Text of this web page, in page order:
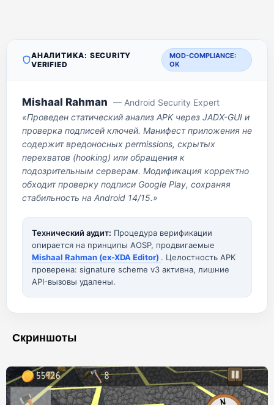
АНАЛИТИКА: SECURITY
VERIFIED
MOD-COMPLIANCE:
OK
Mishaal Rahman — Android Security Expert
«Проведен статический анализ APK через JADX-GUI и
проверка подписей ключей. Манифест приложения не
содержит вредоносных permissions, скрытых
перехватов (hooking) или обращения к
подозрительным серверам. Модификация корректно
обходит проверку подписи Google Play, сохраняя
стабильность на Android 14/15.»
Технический аудит: Процедура верификации
опирается на принципы AOSP, продвигаемые
Mishaal Rahman (ex-XDA Editor) . Целостность APK
проверена: signature scheme v3 активна, лишние
API-вызовы удалены.
Скриншоты